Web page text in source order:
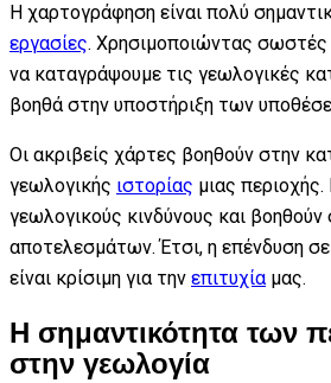
Η χαρτογράφηση είναι πολύ
εργασίες. Χρησιμοποιώντας
να καταγράψουμε τις γεωλογικές
βοηθά στην υποστήριξη των
Οι ακριβείς χάρτες βοηθούν στην
γεωλογικής ιστορίας μιας
γεωλογικούς κινδύνους και
αποτελεσμάτων. Έτσι, η επένδυση
είναι κρίσιμη για την επιτυχίαμας.
Η σημαντικότητα των
στην γεωλογία